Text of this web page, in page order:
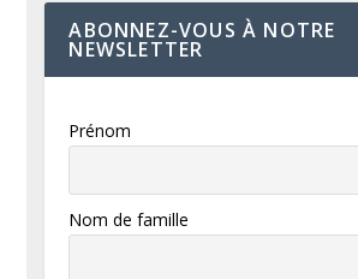
ABONNEZ-VOUS À NOTRE
NEWSLETTER
Prénom
Nom de famille